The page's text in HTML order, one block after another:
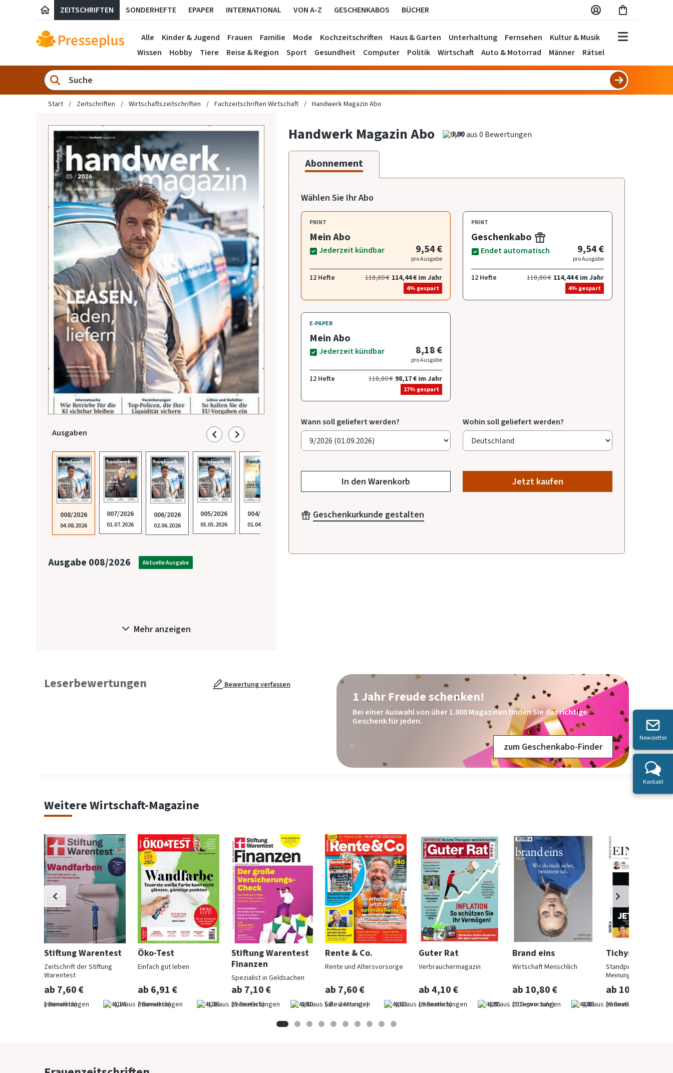
ZEITSCHRIFTEN SONDERHEFTE EPAPER INTERNATIONAL VON A-Z GESCHENKABOS BÜCHER
Alle Kinder & Jugend Frauen Familie Mode Kochzeitschriften Haus & Garten Unterhaltung Fernsehen
Kultur & Musik
Wissen
Hobby Tiere Reise & Region Sport Gesundheit Computer Politik Wirtschaft Auto & Motorrad Männer Rätsel
Start Zeitschriften Wirtschaftszeitschriften Fachzeitschriften Wirtschaft Handwerk Magazin Abo
Ausgaben
008/2026
04.08.2026
007/2026
01.07.2026
006/2026
02.06.2026
005/2026
05.05.2026
004/2026
01.04.2026
003/2026 001/2026 012/2025
Ausgabe 008/2026 Aktuelle Ausgabe
Mehr anzeigen
Handwerk Magazin Abo 0,00
Abonnement
Wählen Sie Ihr Abo
PRINT
Mein Abo
Jederzeit kündbar 9,54 €
pro Ausgabe
12 Hefte 118,80 € 114,44 € im Jahr
4% gespart
PRINT
Geschenkabo
Endet automatisch 9,54 €
pro Ausgabe
12 Hefte 118,80 € 114,44 € im Jahr
4% gespart
E-PAPER
Mein Abo
Jederzeit kündbar 8,18 €
pro Ausgabe
12 Hefte 118,80 € 98,17 € im Jahr
17% gespart
Wann soll geliefert werden? Wohin soll geliefert werden?
In den Warenkorb Jetzt kaufen
Geschenkurkunde gestalten
Leserbewertungen Bewertung verfassen
1 Jahr Freude schenken!
Bei einer Auswahl von über 1.800 Magazinen finden Sie das richtige
Geschenk für jeden.
zum Geschenkabo-Finder
Weitere Wirtschaft-Magazine
Stiftung Warentest
Zeitschrift der Stiftung
Warentest
ab 7,60 €
(monatlich) 4,14
Öko-Test
Einfach gut leben
ab 6,91 €
(monatlich) 4,36
Stiftung Warentest
Finanzen
Spezialist in Geldsachen
ab 7,10 €
(monatlich) 4,60
Rente & Co.
Rente und Altersvorsorge
ab 7,60 €
(alle 2 Monate) 4,63
Guter Rat
Verbrauchermagazin
ab 4,10 €
(monatlich) 4,85
Brand eins
Wirtschaft Menschlich
ab 10,80 €
(10 x pro Jahr) 4,88
Tichys Einblick
Standpunkte und
Meinungen
ab 10,00 €
(monatlich)
Newsletter
Kontakt